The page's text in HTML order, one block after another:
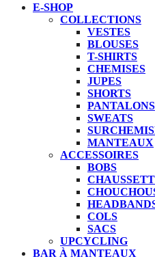
E-SHOP
COLLECTIONS
VESTES
BLOUSES
T-SHIRTS
CHEMISES
JUPES
SHORTS
PANTALONS
SWEATS
MANTEAUX
ACCESSOIRES
BOBS
COLS
SACS
UPCYCLING
BAR À MANTEAUX